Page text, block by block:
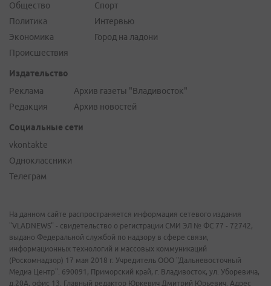
Общество
Политика
Экономика
Происшествия
Спорт
Интервью
Город на ладони
Издательство
Реклама
Редакция
Архив газеты "Владивосток"
Архив новостей
Социальные сети
vkontakte
Одноклассники
Телеграм
На данном сайте распространяется информация сетевого издания
"VLADNEWS" - свидетельство о регистрации СМИ ЭЛ № ФС 77 - 72742,
выдано Федеральной службой по надзору в сфере связи,
информационных технологий и массовых коммуникаций
(Роскомнадзор) 17 мая 2018 г. Учредитель ООО "Дальневосточный
Медиа Центр". 690091, Приморский край, г. Владивосток, ул. Уборевича,
д.20А, офис 13. Главный редактор Юркевич Дмитрий Юрьевич. Адрес